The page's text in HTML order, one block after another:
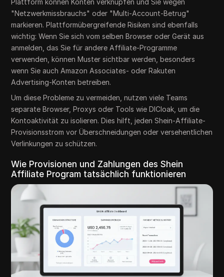
"Netzwerkmissbrauchs" oder "Multi-Account-Betrug"
markieren. Plattformübergreifende Risiken sind ebenfalls
wichtig: Wenn Sie sich vom selben Browser oder Gerät aus
anmelden, das Sie für andere Affiliate-Programme
verwenden, können Muster sichtbar werden, besonders
wenn Sie auch Amazon Associates- oder Rakuten
Advertising-Konten betreiben.
Um diese Probleme zu vermeiden, nutzen viele Teams
separate Browser, Proxys oder Tools wie DICloak, um die
Kontoaktivität zu isolieren. Dies hilft, jeden Shein-Affiliate-
Provisionsstrom vor Überschneidungen oder versehentlichen
Verlinkungen zu schützen.
Wie Provisionen und Zahlungen des Shein
Affiliate Program tatsächlich funktionieren